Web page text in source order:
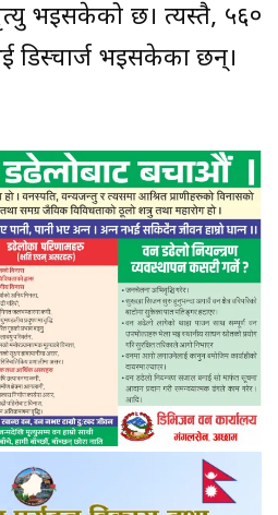
भइसकेको छ। त्यस्तै, ५६०
भइसकेका छन्।